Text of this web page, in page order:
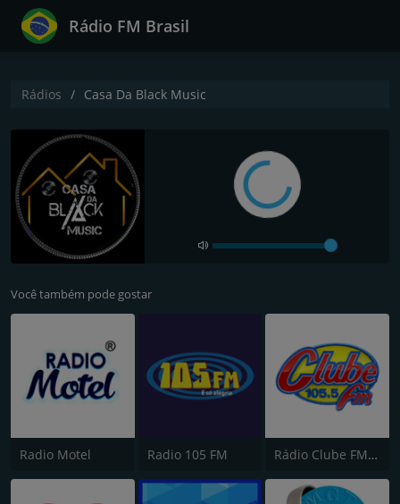
Rádio FM Brasil
Rádios Casa Da Black Music
Você também pode gostar
Radio Motel Radio 105 FM Rádio Clube FM - Brasília 105.5